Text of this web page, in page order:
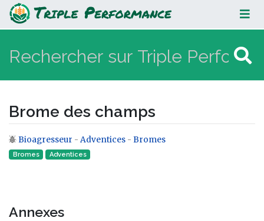
Brome des champs
Brome des champs
Aller à :navigation,rechercher
Bioagresseur - Adventices - Bromes
Bromes Adventices
Annexes